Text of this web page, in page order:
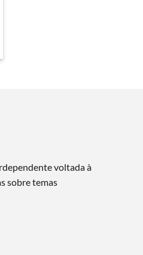
voltada à
sobre temas